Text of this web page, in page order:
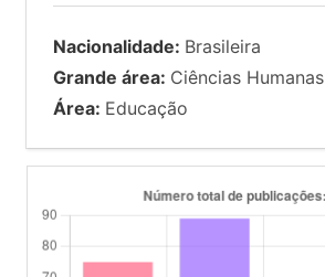
Nacionalidade: Brasileira
Grande área: Ciências Humanas
Área: Educação